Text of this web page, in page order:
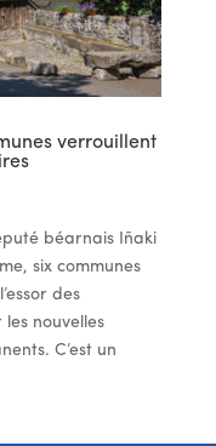
verrouillent
béarnais Iñaki
six communes
des
nouvelles
C’est un